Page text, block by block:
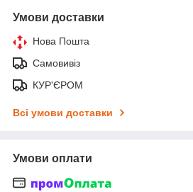
Умови доставки
Нова Пошта
Самовивіз
КУР'ЄРОМ
Всі умови доставки
Умови оплати